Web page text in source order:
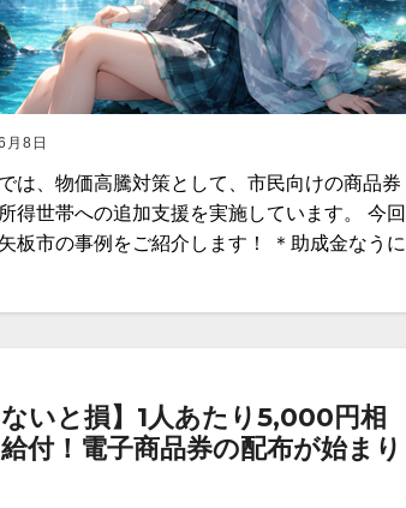
8日
は、物価高騰対策として、市民向けの商品券
得世帯への追加支援を実施しています。 今回
板市の事例をご紹介します！ ＊助成金なうに
ないと損】1人あたり5,000円相
付！電子商品券の配布が始まり